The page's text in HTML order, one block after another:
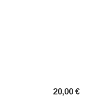
20,00 €